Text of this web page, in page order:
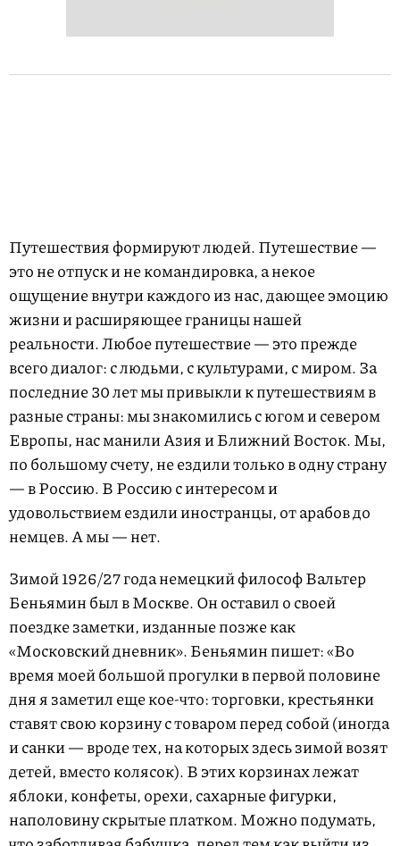
Путешествия формируют людей. Путешествие —
это не отпуск и не командировка, а некое
ощущение внутри каждого из нас, дающее эмоцию
жизни и расширяющее границы нашей
реальности. Любое путешествие — это прежде
всего диалог: с людьми, с культурами, с миром. За
последние 30 лет мы привыкли к путешествиям в
разные страны: мы знакомились с югом и севером
Европы, нас манили Азия и Ближний Восток. Мы,
по большому счету, не ездили только в одну страну
— в Россию. В Россию с интересом и
удовольствием ездили иностранцы, от арабов до
немцев. А мы — нет.
Зимой 1926/27 года немецкий философ Вальтер
Беньямин был в Москве. Он оставил о своей
поездке заметки, изданные позже как
«Московский дневник». Беньямин пишет: «Во
время моей большой прогулки в первой половине
дня я заметил еще кое-что: торговки, крестьянки
ставят свою корзину с товаром перед собой (иногда
и санки — вроде тех, на которых здесь зимой возят
детей, вместо колясок). В этих корзинах лежат
яблоки, конфеты, орехи, сахарные фигурки,
наполовину скрытые платком. Можно подумать,